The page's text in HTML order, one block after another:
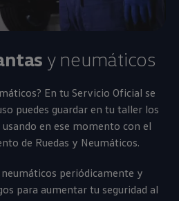
y neumáticos
En tu Servicio Oficial se
puedes guardar en tu taller los
en ese momento con el
de Ruedas y Neumáticos.
periódicamente y
para aumentar tu seguridad al